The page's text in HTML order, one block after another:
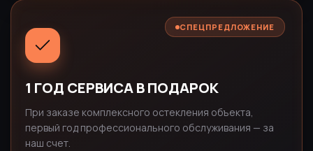
СПЕЦПРЕДЛОЖЕНИЕ
1 ГОД СЕРВИСА В ПОДАРОК
При заказе комплексного остекления объекта,
первый год профессионального обслуживания — за
наш счет.